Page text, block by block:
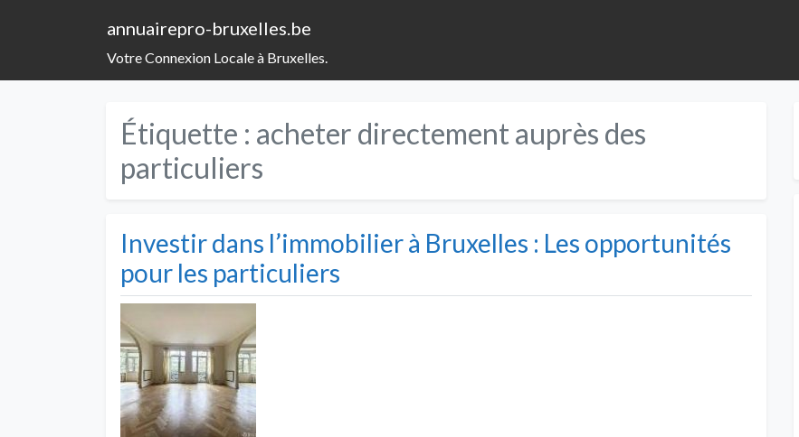
annuairepro-bruxelles.be
Votre Connexion Locale à Bruxelles.
Étiquette : acheter directement auprès des
particuliers
Investir dans l’immobilier à Bruxelles : Les opportunités
pour les particuliers